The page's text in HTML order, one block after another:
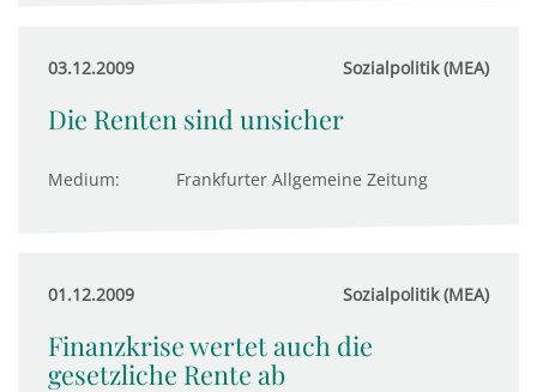
03.12.2009 Sozialpolitik (MEA)
Die Renten sind unsicher
Medium: Frankfurter Allgemeine Zeitung
01.12.2009 Sozialpolitik (MEA)
Finanzkrise wertet auch die
gesetzliche Rente ab